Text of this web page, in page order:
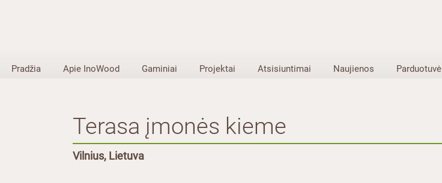
Pradžia Apie InoWood Gaminiai Projektai Atsisiuntimai Naujienos Parduotuvė
Terasa įmonės kieme
Vilnius, Lietuva